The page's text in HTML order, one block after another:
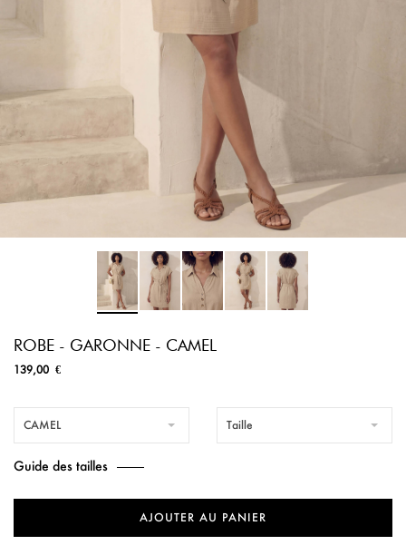
ROBE - GARONNE - CAMEL
139,00 €
CAMEL Taille
Guide des tailles
AJOUTER AU PANIER